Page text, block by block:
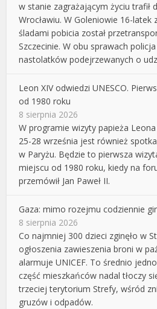
w stanie zagrażającym życiu trafił
Wrocławiu. W Goleniowie 16-latek
śladami pobicia został
Szczecinie. W obu sprawach
nastolatków podejrzewanych o
Leon XIV odwiedzi UNESCO.
od 1980 roku
8 sierpnia 2026
W programie wizyty papieża
25-28 września jest również
w Paryżu. Będzie to pierwsza
miejscu od 1980 roku, kiedy na
przemówił Jan Paweł II.
Gaza: mimo rozejmu codziennie
8 sierpnia 2026
Co najmniej 300 dzieci zginęło w
ogłoszenia zawieszenia broni w
alarmuje UNICEF. To średnio
część mieszkańców nadal tłoczy
trzeciej terytorium Strefy, wśród
gruzów i odpadów.